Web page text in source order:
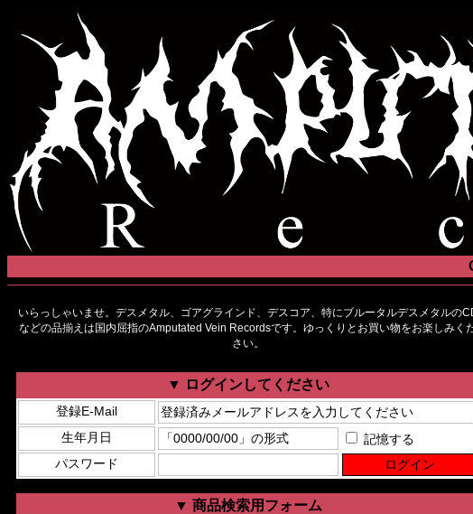
いらっしゃいませ。デスメタル、ゴアグラインド、デスコア、特にブルータルデスメタルの
などの品揃えは国内屈指のAmputated Vein Recordsです。ゆっくりとお買い物をお楽しみく
さい。
▼ ログインしてください
登録E-Mail
生年月日
記憶する
パスワード
▼ 商品検索用フォーム